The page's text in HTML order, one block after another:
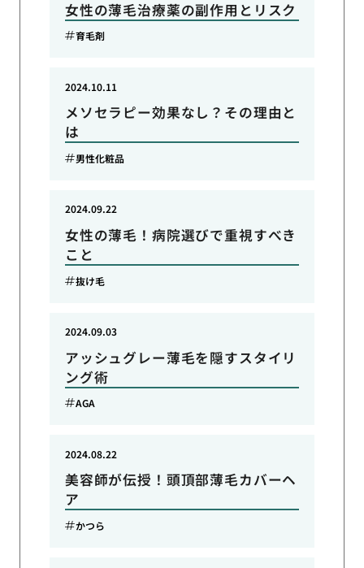
女性の薄毛治療薬の副作用とリスク
育毛剤
メソセラピー効果なし？その理由と
は
2024.10.11
男性化粧品
女性の薄毛！病院選びで重視すべき
こと
2024.09.22
抜け毛
アッシュグレー薄毛を隠すスタイリ
ング術
2024.09.03
AGA
美容師が伝授！頭頂部薄毛カバーヘ
ア
2024.08.22
かつら